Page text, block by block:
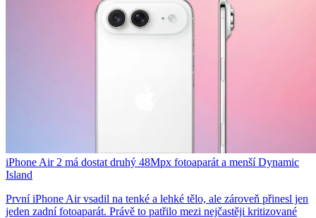
iPhone Air 2 má dostat druhý 48Mpx fotoaparát a menší Dynamic
Island
První iPhone Air vsadil na tenké a lehké tělo, ale zároveň přinesl jen
jeden zadní fotoaparát. Právě to patřilo mezi nejčastěji kritizované